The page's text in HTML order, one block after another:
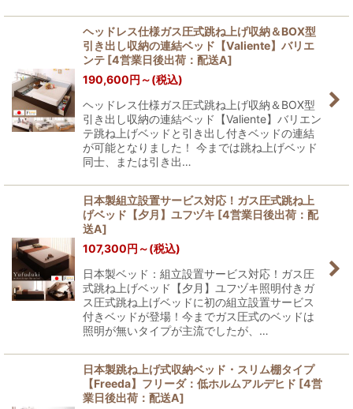
ヘッドレス仕様ガス圧式跳ね上げ収納＆BOX型
引き出し収納の連結ベッド【Valiente】バリエ
ンテ [4営業日後出荷：配送A]
190,600円 ～(税込)
ヘッドレス仕様ガス圧式跳ね上げ収納＆BOX型
引き出し収納の連結ベッド【Valiente】バリエン
テ跳ね上げベッドと引き出し付きベッドの連結
が可能となりました！ 今までは跳ね上げベッド
同士、または引き出…
日本製組立設置サービス対応！ガス圧式跳ね上
げベッド【夕月】ユフヅキ [4営業日後出荷：配
送A]
107,300円 ～(税込)
日本製ベッド：組立設置サービス対応！ガス圧
式跳ね上げベッド【夕月】ユフヅキ照明付きガ
ス圧式跳ね上げベッドに初の組立設置サービス
付きベッドが登場！今までガス圧式のベッドは
照明が無いタイプが主流でしたが、…
日本製跳ね上げ式収納ベッド・スリム棚タイプ
【Freeda】フリーダ：低ホルムアルデヒド [4営
業日後出荷：配送A]